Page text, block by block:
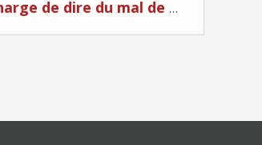
du mal de moi... Quand on me critique... C'est du plagiat ! "